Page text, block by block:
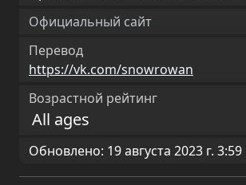
Официальный сайт
Перевод
https://vk.com/snowrowan
Возрастной рейтинг
All ages
Обновлено: 19 августа 2023 г. 3:59